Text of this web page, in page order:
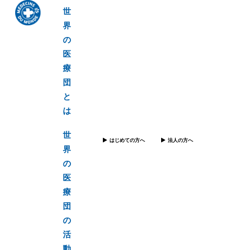
世
界
の
医
療
団
と
は
世
界
の
医
療
団
の
活
はじめての方へ 法人の方へ